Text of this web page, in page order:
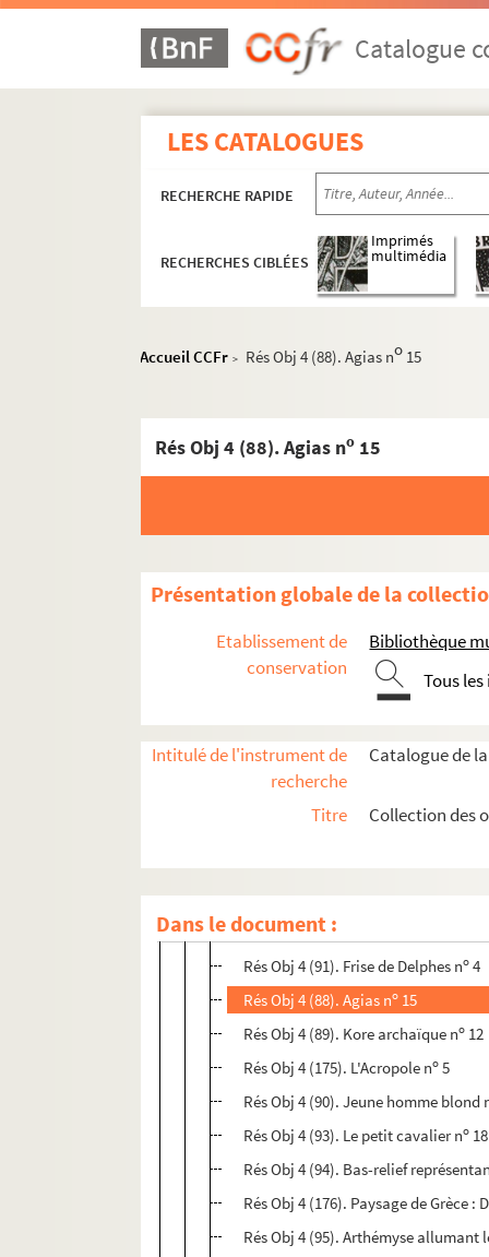
Catalogue
LES CATALOGUES
RECHERCHE RAPIDE
RECHERCHES CIBLÉES
Imprimés
multimédia
Accueil CCFr > Rés Obj 4 (88). Agias no 15
Rés Obj 4 (88). Agias no 15
Présentation globale de la
Etablissement de
conservation
Bibliothèque
Tous
Intitulé de l'instrument de
recherche
Catalogue de
Titre Collection des
Dans le document :
Rés Obj 1. Globe terrestre réalisé par le père
Œuvres de Jeanne Bardey
Les déshérités ; Salpétrière, Bron,
Grèce ; l’olivier
Rés Obj 4 (87). Portrait d'une Korê
Rés Obj 4 (214). Petit cheval n
Rés Obj 4 (92). Paysage Delphes n
Rés Obj 4 (91). Frise de Delphes no 4
Rés Obj 4 (88). Agias no 15
Rés Obj 4 (89). Kore archaïque no 12
Rés Obj 4 (175). L'Acropole no 5
Rés Obj 4 (90). Jeune homme blond
Rés Obj 4 (93). Le petit cavalier no 18
Rés Obj 4 (94). Bas-relief
Rés Obj 4 (176). Paysage de Grèce :
Rés Obj 4 (95). Arthémyse allumant